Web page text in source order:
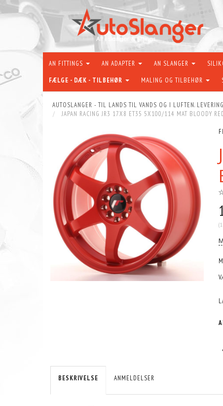
AN FITTINGS AN ADAPTER AN SLANGER
FÆLGE - DÆK - TILBEHØR MALING OG TILBEHØR
AUTOSLANGER - TIL LANDS TIL VANDS OG I LUFTEN.
JAPAN RACING JR3 17X8 ET35 5X100/114 MAT BLOODY
(
BESKRIVELSE ANMELDELSER